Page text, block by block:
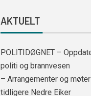
AKTUELT
POLITIDØGNET –
politi og brannvesen
– Arrangementer og
tidligere Nedre Eiker